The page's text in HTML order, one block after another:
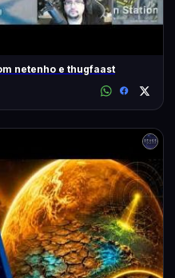
netenho e thugfaast